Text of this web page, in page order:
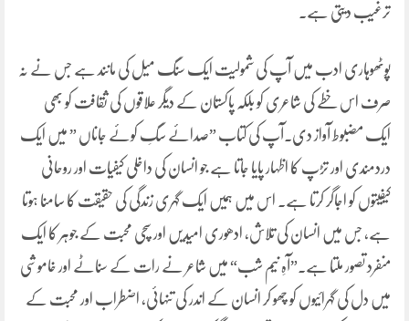
ترغیب دیتی ہے۔
پوٹھوہاری ادب میں آپ کی شمولیت ایک سنگ میل کی مانند ہے جس نے نہ
صرف اس خطے کی شاعری کو بلکہ پاکستان کے دیگر علاقوں کی ثقافت کو بھی
ایک مضبوط آواز دی۔آپ کی کتاب ”صدائے سگِ کوئے جاناں ” میں ایک
دردمندی اور تڑپ کا اظہار پایا جاتا ہے جو انسان کی داخلی کیفیات اور روحانی
کیفیتوں کو اجاگر کرتا ہے۔ اس میں ہمیں ایک گہری زندگی کی حقیقت کا سامنا ہوتا
ہے، جس میں انسان کی تلاش، ادھوری امیدیں اور سچی محبت کے جوہر کا ایک
منفرد تصور ملتا ہے۔”آہِ نیم شب“ میں شاعر نے رات کے سناٹے اور خاموشی
میں دل کی گہرائیوں کو چھو کر انسان کے اندر کی تنہائی، اضطراب اور محبت کے